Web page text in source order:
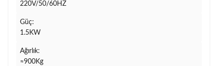
220V/50/60HZ
Güç:
1.5KW
Ağırlık:
≈900Kg